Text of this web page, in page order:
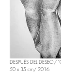
DESPUÉS DEL
50 x 35 cm/ 2016